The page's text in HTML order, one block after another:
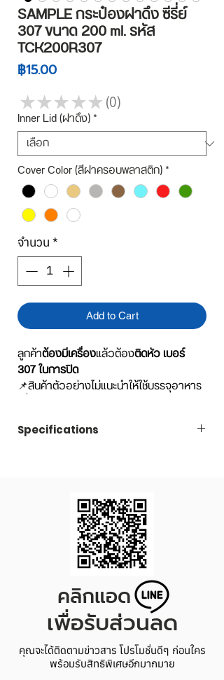
SAMPLE กระป๋องฝาดึง ซีรี่ย์
307 ขนาด 200 ml. รหัส
TCK200R307
฿15.00ราคา
★ ★ ★ ★ ★ 0
0
Inner Lid (ฝาดึง)*
Cover Color (สีฝาครอบพลาสติก)*
จำนวน *
Add to Cart
ลูกค้าต้องมีเครื่องแล้วต้องติดหัว เบอร์
307 ในการปิด
📌สินค้าตัวอย่างไม่แนะนำให้ใช้บรรจุอาหาร
Specifications
200 ml.
Diameter 83 x Height 50
mm.
คลิกแอด
เพื่อรับส่วนลด
คุณจะได้ติดตามข่าวสาร โปรโมชั่นดีๆ ก่อนใคร
พร้อมรับสิทธิพิเศษอีกมากมาย